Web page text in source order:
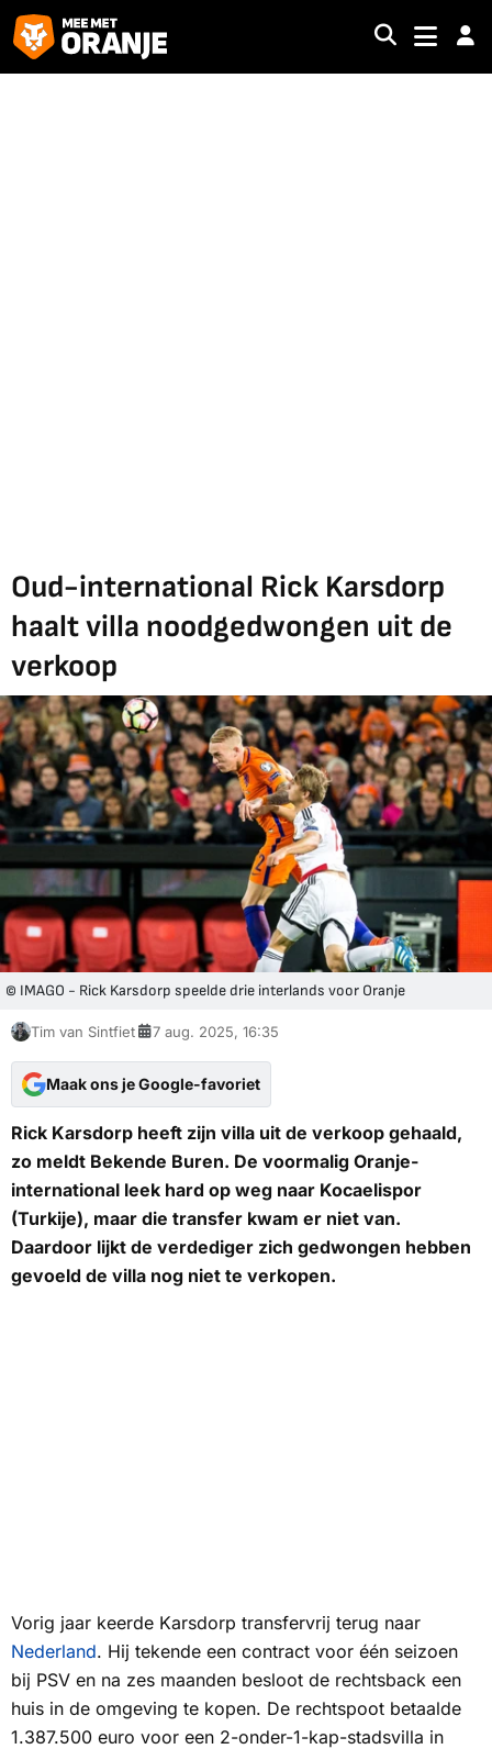
Oud-international Rick Karsdorp
haalt villa noodgedwongen uit de
verkoop
© IMAGO - Rick Karsdorp speelde drie interlands voor Oranje
Tim van Sintfiet 7 aug. 2025, 16:35
Maak ons je Google-favoriet
Rick Karsdorp heeft zijn villa uit de verkoop gehaald,
zo meldt Bekende Buren. De voormalig Oranje-
international leek hard op weg naar Kocaelispor
(Turkije), maar die transfer kwam er niet van.
Daardoor lijkt de verdediger zich gedwongen hebben
gevoeld de villa nog niet te verkopen.
Vorig jaar keerde Karsdorp transfervrij terug naar
Nederland. Hij tekende een contract voor één seizoen
bij PSV en na zes maanden besloot de rechtsback een
huis in de omgeving te kopen. De rechtspoot betaalde
1.387.500 euro voor een 2-onder-1-kap-stadsvilla in